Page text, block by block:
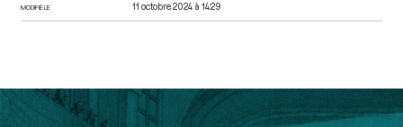
MODIFIÉ LE 11 octobre 2024 à 14:29